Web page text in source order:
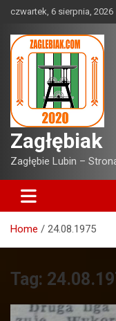
content
czwartek, 6 sierpnia, 2026
Zagłębiak
Zagłębie Lubin –
Home 24.08.1975
Tag: